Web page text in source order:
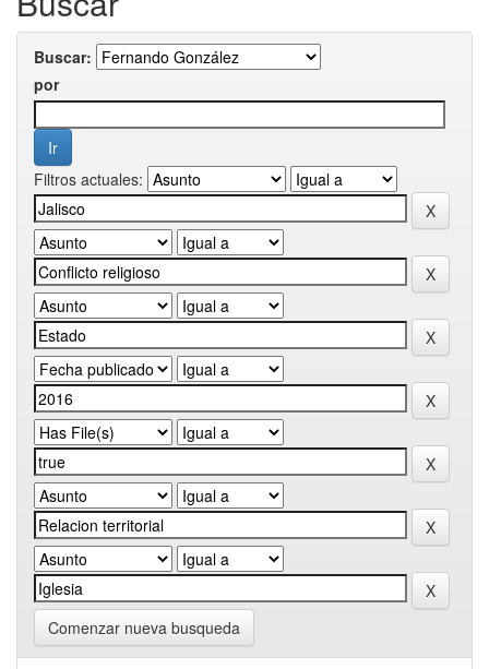
Buscar:
por
Filtros actuales:
Comenzar nueva busqueda